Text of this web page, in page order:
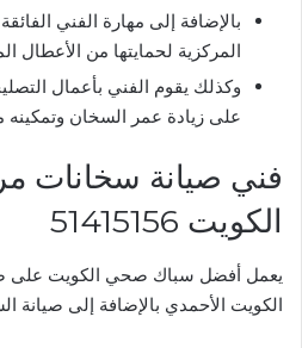
بالإضافة إلى مهارة الفني
المركزية لحمايتها من الأعطال
وكذلك يقوم الفني بأعمال
على زيادة عمر السخان وتمكينه
فني صيانة سخانات
الكويت 51415156
يعمل أفضل سباك صحي الكويت على
الكويت الأحمدي بالإضافة إلى صيانة